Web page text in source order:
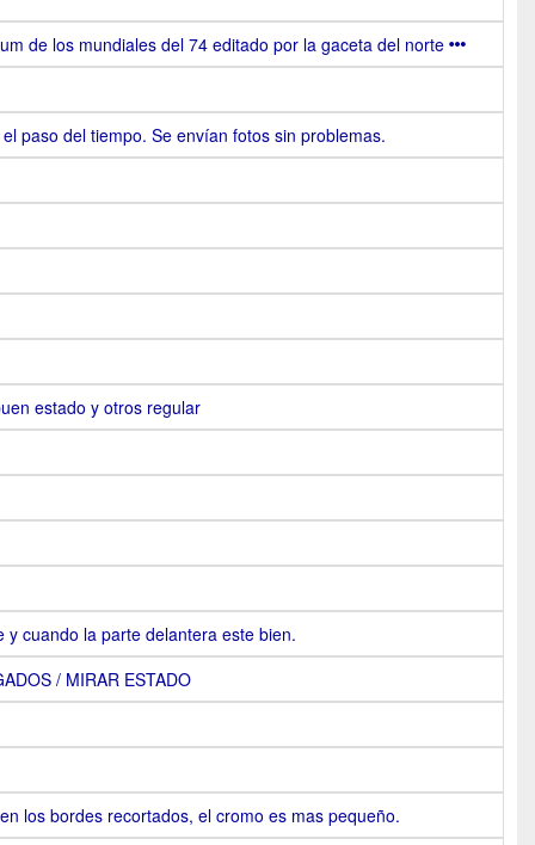
de los mundiales del 74 editado por la gaceta del norte
paso del tiempo. Se envían fotos sin problemas.
estado y otros regular
cuando la parte delantera este bien.
/ MIRAR ESTADO
los bordes recortados, el cromo es mas pequeño.